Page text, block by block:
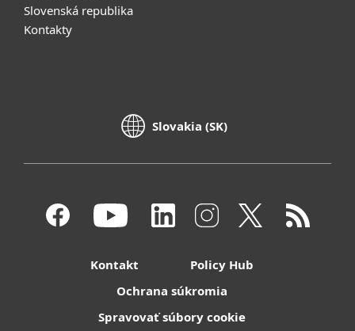
Slovenská republika
Kontakty
Slovakia (SK)
Kontakt
Policy Hub
Ochrana súkromia
Spravovať súbory cookie